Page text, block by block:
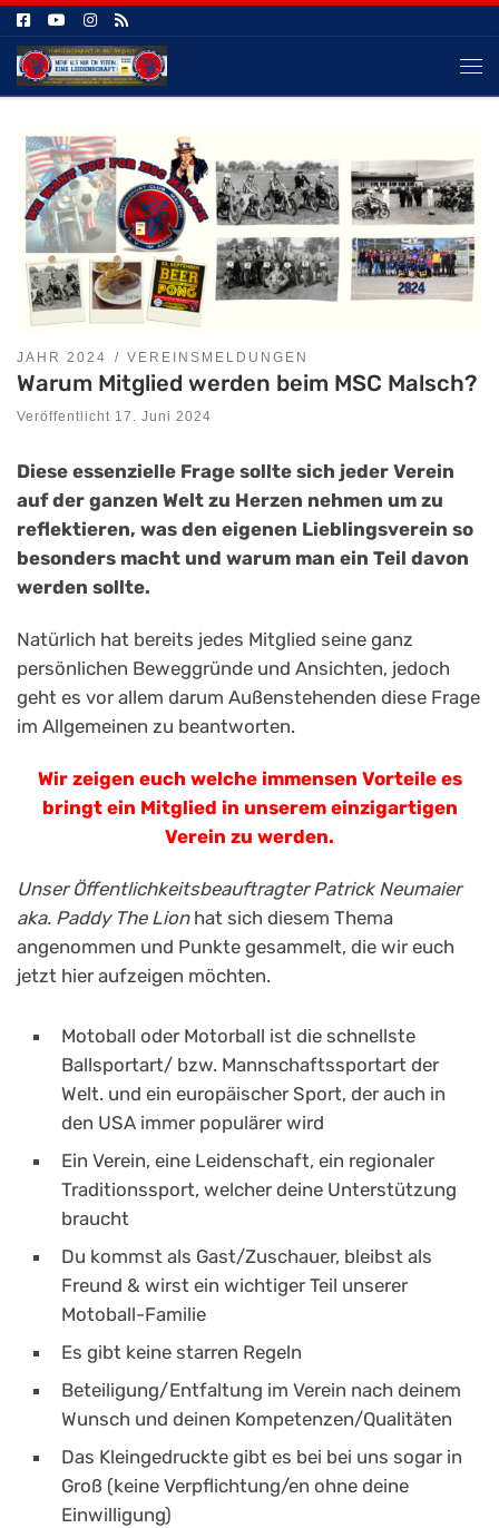
Zum Inhalt springen
JAHR 2024 VEREINSMELDUNGEN
Warum Mitglied werden beim MSC Malsch?
Veröffentlicht 17. Juni 2024
Diese essenzielle Frage sollte sich jeder Verein
auf der ganzen Welt zu Herzen nehmen um zu
reflektieren, was den eigenen Lieblingsverein so
besonders macht und warum man ein Teil davon
werden sollte.
Natürlich hat bereits jedes Mitglied seine ganz
persönlichen Beweggründe und Ansichten, jedoch
geht es vor allem darum Außenstehenden diese Frage
im Allgemeinen zu beantworten.
Wir zeigen euch welche immensen Vorteile es
bringt ein Mitglied in unserem einzigartigen
Verein zu werden.
Unser Öffentlichkeitsbeauftragter Patrick Neumaier
aka. Paddy The Lionhat sich diesem Thema
angenommen und Punkte gesammelt, die wir euch
jetzt hier aufzeigen möchten.
Motoball oder Motorball ist die schnellste
Ballsportart/ bzw. Mannschaftssportart der
Welt. und ein europäischer Sport, der auch in
den USA immer populärer wird
Ein Verein, eine Leidenschaft, ein regionaler
Traditionssport, welcher deine Unterstützung
braucht
Du kommst als Gast/Zuschauer, bleibst als
Freund & wirst ein wichtiger Teil unserer
Motoball-Familie
Es gibt keine starren Regeln
Beteiligung/Entfaltung im Verein nach deinem
Wunsch und deinen Kompetenzen/Qualitäten
Das Kleingedruckte gibt es bei bei uns sogar in
Groß (keine Verpflichtung/en ohne deine
Einwilligung)